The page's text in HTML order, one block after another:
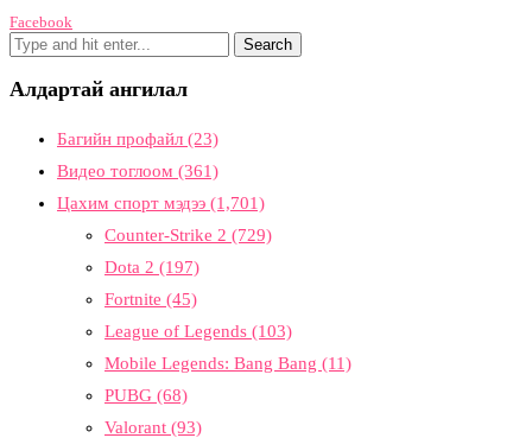
Facebook
Алдартай ангилал
Багийн профайл (23)
Видео тоглоом (361)
Цахим спорт мэдээ (1,701)
Counter-Strike 2 (729)
Dota 2 (197)
Fortnite (45)
League of Legends (103)
Mobile Legends: Bang Bang (11)
PUBG (68)
Valorant (93)